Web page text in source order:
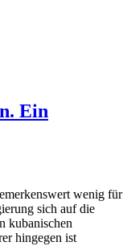
Ein
wenig für
sich auf die
kubanischen
hingegen ist